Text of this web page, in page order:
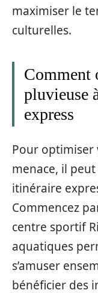
maximiser le
culturelles.
Comment
pluvieuse
express
Pour optimiser
menace, il
itinéraire
Commencez
centre sportif
aquatiques
s’amuser
bénéficier des